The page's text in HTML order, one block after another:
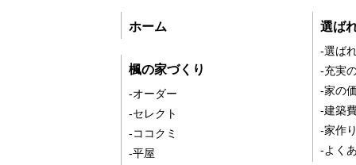
ホーム
楓の家づくり
-オーダー
-セレクト
-ココクミ
-平屋
選ば
-選ば
-充実
-家の
-建築
-家作
-よく